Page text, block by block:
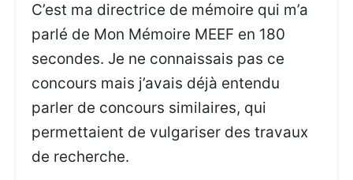
C’est ma directrice de mémoire qui m’a
parlé de Mon Mémoire MEEF en 180
secondes. Je ne connaissais pas ce
concours mais j’avais déjà entendu
parler de concours similaires, qui
permettaient de vulgariser des travaux
de recherche.